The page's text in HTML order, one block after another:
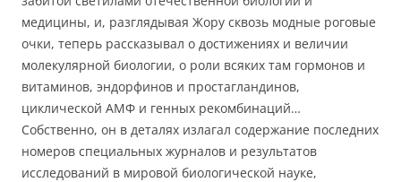
медицины, и, разглядывая Жору сквозь модные роговые
очки, теперь рассказывал о достижениях и величии
молекулярной биологии, о роли всяких там гормонов и
витаминов, эндорфинов и простагландинов,
циклической АМФ и генных рекомбинаций…
Собственно, он в деталях излагал содержание последних
номеров специальных журналов и результатов
исследований в мировой биологической науке,